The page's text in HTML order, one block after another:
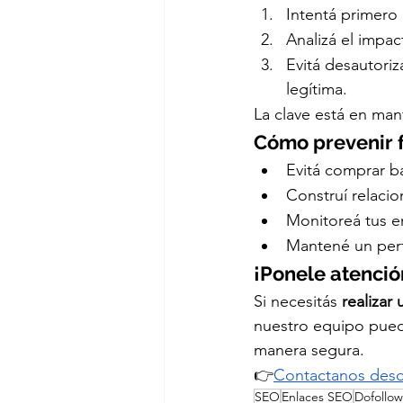
Intentá primero
Analizá el
Evitá
legítima.
La clave está en
Cómo prevenir
Evitá comprar
Construí
Monitoreá tus
Mantené un
¡Ponele
Si necesitás realizar
nuestro equipo
manera segura.
👉Contactanos
SEO Enlaces SEO